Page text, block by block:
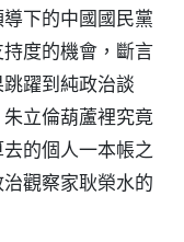
下的中國國民黨
度的機會，斷言
躍到純政治談
立倫葫蘆裡究竟
的個人一本帳之
觀察家耿榮水的